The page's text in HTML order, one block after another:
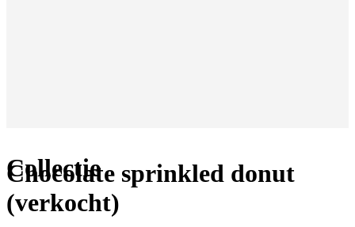
Collectie
Chocolate sprinkled donut
(verkocht)